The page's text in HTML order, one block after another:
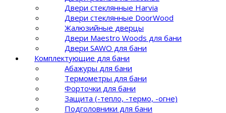
Двери стеклянные Harvia
Двери стеклянные DoorWood
Жалюзийные дверцы
Двери Maestro Woods для бани
Двери SAWO для бани
Комплектующие для бани
Абажуры для бани
Термометры для бани
Форточки для бани
Защита (-тепло, -термо, -огне)
Подголовники для бани